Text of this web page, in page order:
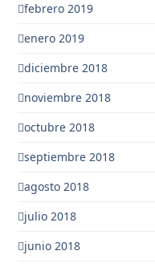
febrero 2019
enero 2019
diciembre 2018
noviembre 2018
octubre 2018
septiembre 2018
agosto 2018
julio 2018
junio 2018